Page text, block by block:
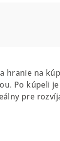
na
Po kúpeli
pre